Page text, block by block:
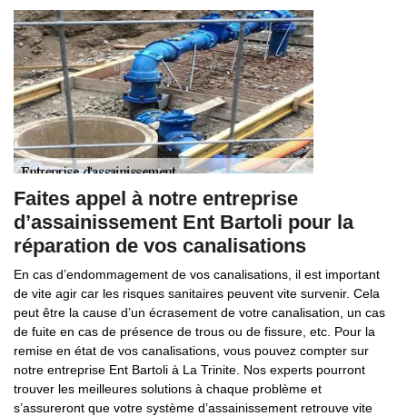
Faites appel à notre entreprise
d’assainissement Ent Bartoli pour la
réparation de vos canalisations
En cas d’endommagement de vos canalisations, il est important
de vite agir car les risques sanitaires peuvent vite survenir. Cela
peut être la cause d’un écrasement de votre canalisation, un cas
de fuite en cas de présence de trous ou de fissure, etc. Pour la
remise en état de vos canalisations, vous pouvez compter sur
notre entreprise Ent Bartoli à La Trinite. Nos experts pourront
trouver les meilleures solutions à chaque problème et
s’assureront que votre système d’assainissement retrouve vite